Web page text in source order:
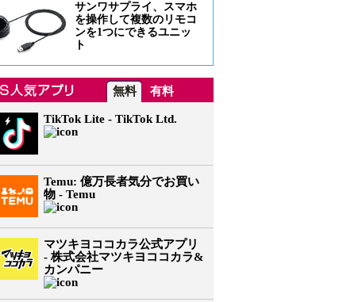
サンワサプライ、スマホ
を操作して複数のリモコ
ンを1つにできるユニッ
ト
無料 有料
TikTok Lite - TikTok Ltd.
Temu: 億万長者気分でお買い
物 - Temu
マツキヨココカラ公式アプリ
- 株式会社マツキヨココカラ&
カンパニー